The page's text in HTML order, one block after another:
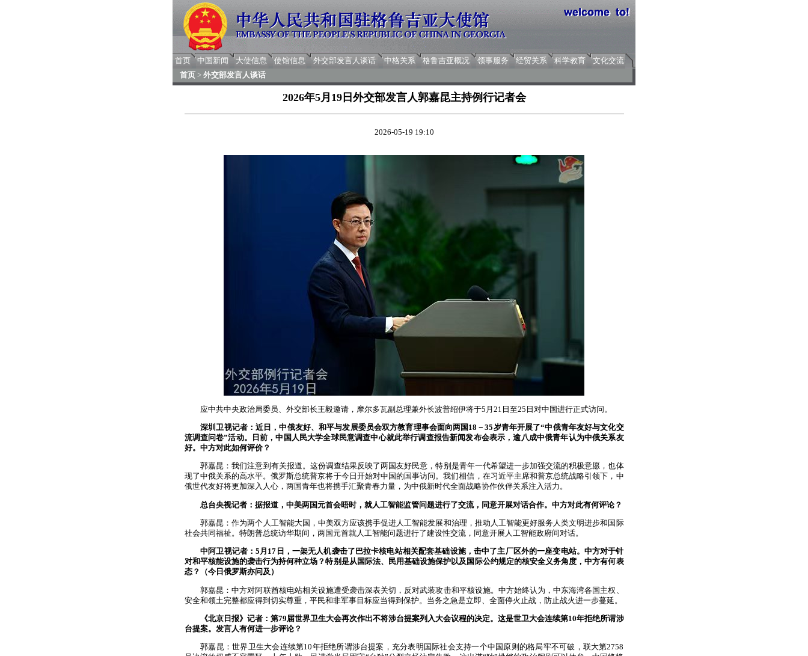
首页 中国新闻 大使信息 使馆信息 外交部发言人谈话 中格关系 格鲁吉亚概况 领事服务 经贸关系 科学教育
文化交流
首页 > 外交部发言人谈话
2026年5月19日外交部发言人郭嘉昆主持例行记者会
2026-05-19 19:10
应中共中央政治局委员、外交部长王毅邀请，摩尔多瓦副总理兼外长波普绍伊将于5月21日至25日对中国进行正式访问。
深圳卫视记者：近日，中俄友好、和平与发展委员会双方教育理事会面向两国18－35岁青年开展了“中俄青年友好与文化交
流调查问卷”活动。日前，中国人民大学全球民意调查中心就此举行调查报告新闻发布会表示，逾八成中俄青年认为中俄关系友
好。中方对此如何评价？
郭嘉昆：我们注意到有关报道。这份调查结果反映了两国友好民意，特别是青年一代希望进一步加强交流的积极意愿，也体
现了中俄关系的高水平。俄罗斯总统普京将于今日开始对中国的国事访问。我们相信，在习近平主席和普京总统战略引领下，中
俄世代友好将更加深入人心，两国青年也将携手汇聚青春力量，为中俄新时代全面战略协作伙伴关系注入活力。
总台央视记者：据报道，中美两国元首会晤时，就人工智能监管问题进行了交流，同意开展对话合作。中方对此有何评论？
郭嘉昆：作为两个人工智能大国，中美双方应该携手促进人工智能发展和治理，推动人工智能更好服务人类文明进步和国际
社会共同福祉。特朗普总统访华期间，两国元首就人工智能问题进行了建设性交流，同意开展人工智能政府间对话。
中阿卫视记者：5月17日，一架无人机袭击了巴拉卡核电站相关配套基础设施，击中了主厂区外的一座变电站。中方对于针
对和平核能设施的袭击行为持何种立场？特别是从国际法、民用基础设施保护以及国际公约规定的核安全义务角度，中方有何表
态？（今日俄罗斯亦问及）
郭嘉昆：中方对阿联酋核电站相关设施遭受袭击深表关切，反对武装攻击和平核设施。中方始终认为，中东海湾各国主权、
安全和领土完整都应得到切实尊重，平民和非军事目标应当得到保护。当务之急是立即、全面停火止战，防止战火进一步蔓延。
《北京日报》记者：第79届世界卫生大会再次作出不将涉台提案列入大会议程的决定。这是世卫大会连续第10年拒绝所谓涉
台提案。发言人有何进一步评论？
郭嘉昆：世界卫生大会连续第10年拒绝所谓涉台提案，充分表明国际社会支持一个中国原则的格局牢不可破，联大第2758